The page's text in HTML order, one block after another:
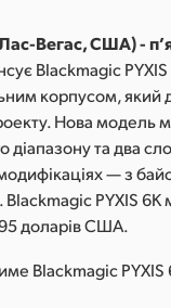
Вегас, США) -
Blackmagic
корпусом, який
Нова модель
діапазону та два
— з
Blackmagic PYXIS
доларів США.
Blackmagic